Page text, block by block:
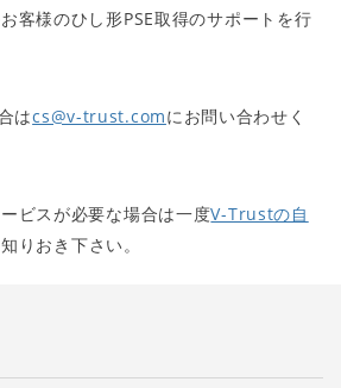
客様のひし形PSE取得のサポートを行
はcs@v-trust.comにお問い合わせく
ビスが必要な場合は一度V-Trustの自
りおき下さい。